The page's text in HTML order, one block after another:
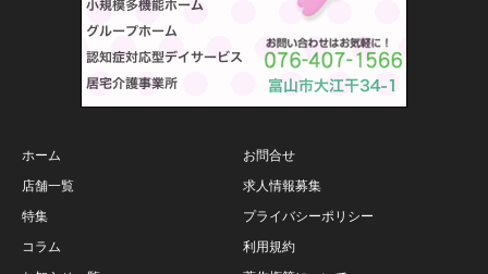
ホーム
店舗一覧
特集
コラム
お問合せ
求人情報募集
プライバシーポリシー
利用規約